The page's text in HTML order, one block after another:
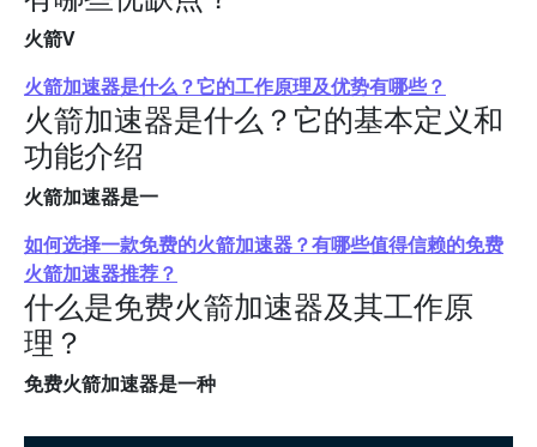
火箭V
火箭加速器是什么？它的工作原理及优势有哪些？
火箭加速器是什么？它的基本定义和
功能介绍
火箭加速器是一
如何选择一款免费的火箭加速器？有哪些值得信赖的免费
火箭加速器推荐？
什么是免费火箭加速器及其工作原
理？
免费火箭加速器是一种